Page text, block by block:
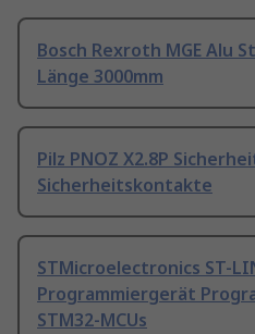
Bosch Rexroth MGE Alu
Länge 3000mm
Pilz PNOZ X2.8P
Sicherheitskontakte
STMicroelectronics ST-
Programmiergerät
STM32-MCUs